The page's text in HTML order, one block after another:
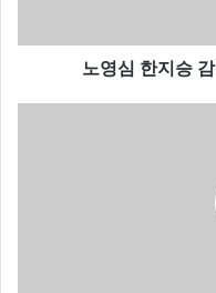
노영심 한지승